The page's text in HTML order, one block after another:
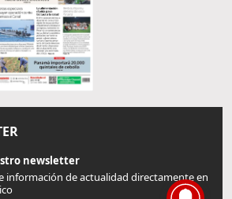
newsletter
información de actualidad directamente en